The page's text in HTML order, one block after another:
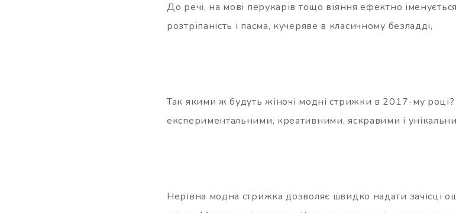
До речі, на мові перукарів тощо віяння ефектно
розтріпаність і пасма, кучеряве в класичному безладді,
Так якими ж будуть жіночі модні стрижки в 2017-му
експериментальними, креативними, яскравими і
Нерівна модна стрижка дозволяє швидко надати зачісці